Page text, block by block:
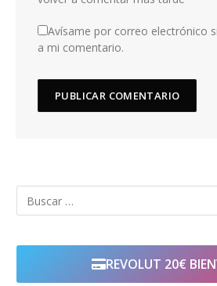
Avísame por correo electrónico
a mi comentario.
REVOLUT 20€